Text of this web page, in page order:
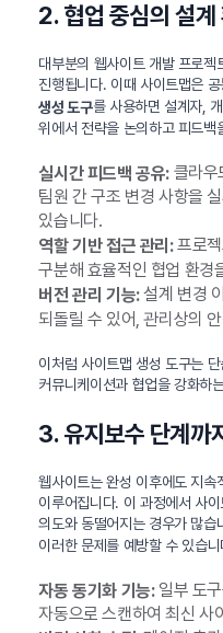
2. 협업 중심의 설계
대부분의 웹사이트 개발 프로
진행됩니다. 이때 사이트맵은
생성 도구를 사용하면 설계자,
위에서 전략을 논의하고 피드백
실시간 피드백 공유:클라우
팀원 간 구조 변경 사항을
있습니다.
역할 기반 접근 관리:프로젝
구분해 효율적인 협업 환경
버전 관리 기능:설계 변경
되돌릴 수 있어, 관리상의
이처럼 사이트맵 생성 도구는
커뮤니케이션과 협업을 강화하
3. 유지보수 단계까
웹사이트는 완성 이후에도 지속
이루어집니다. 이 과정에서 사
의도와 동떨어지는 경우가 많습
이러한 문제를 예방할 수 있습니
자동 동기화 기능:일부 도
자동으로 스캔하여 최신 사